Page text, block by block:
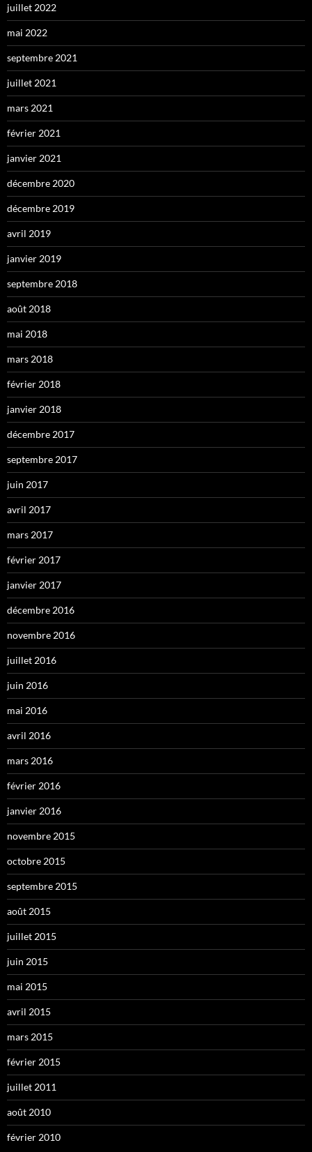
juillet 2022
mai 2022
septembre 2021
juillet 2021
mars 2021
février 2021
janvier 2021
décembre 2020
décembre 2019
avril 2019
janvier 2019
septembre 2018
août 2018
mai 2018
mars 2018
février 2018
janvier 2018
décembre 2017
septembre 2017
juin 2017
avril 2017
mars 2017
février 2017
janvier 2017
décembre 2016
novembre 2016
juillet 2016
juin 2016
mai 2016
avril 2016
mars 2016
février 2016
janvier 2016
novembre 2015
octobre 2015
septembre 2015
août 2015
juillet 2015
juin 2015
mai 2015
avril 2015
mars 2015
février 2015
juillet 2011
août 2010
février 2010